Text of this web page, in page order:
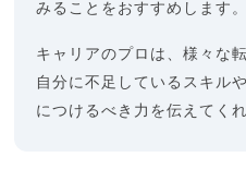
みることをおすすめします。
キャリアのプロは、様々な
自分に不足しているスキル
につけるべき力を伝えてくれ